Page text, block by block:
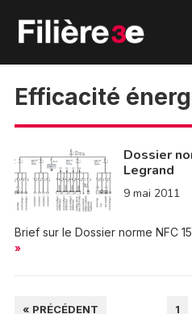
Efficacité
Dossier
Legrand
9 mai 2011
Brief sur le Dossier norme NFC
»
PAGINATION
« PRÉCÉDENT 1